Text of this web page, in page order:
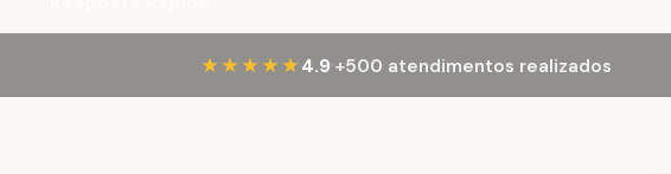
★★★★★ 4.9·+500 atendimentos realizados